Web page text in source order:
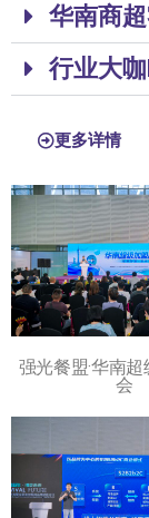
华南商
行业大
更多详情
强光餐盟·华南
会